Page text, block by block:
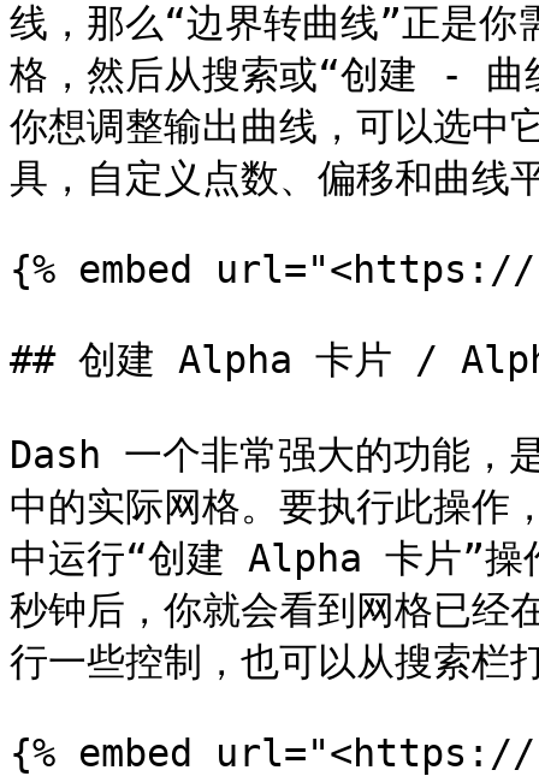
线，那么“边界转曲线”正是你
格，然后从搜索或“创建 - 曲
你想调整输出曲线，可以选中
具，自定义点数、偏移和曲线
{% embed url="<https://
## 创建 Alpha 卡片 /
Dash 一个非常强大的功能，
中的实际网格。要执行此操
中运行“创建 Alpha 卡片”操
秒钟后，你就会看到网格已经
行一些控制，也可以从搜索
{% embed url="<https://